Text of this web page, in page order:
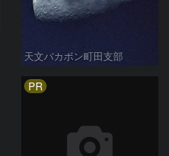
天文バカボン町田支部
PR